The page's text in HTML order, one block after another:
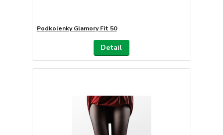
Podkolenky Glamory Fit 50
Detail